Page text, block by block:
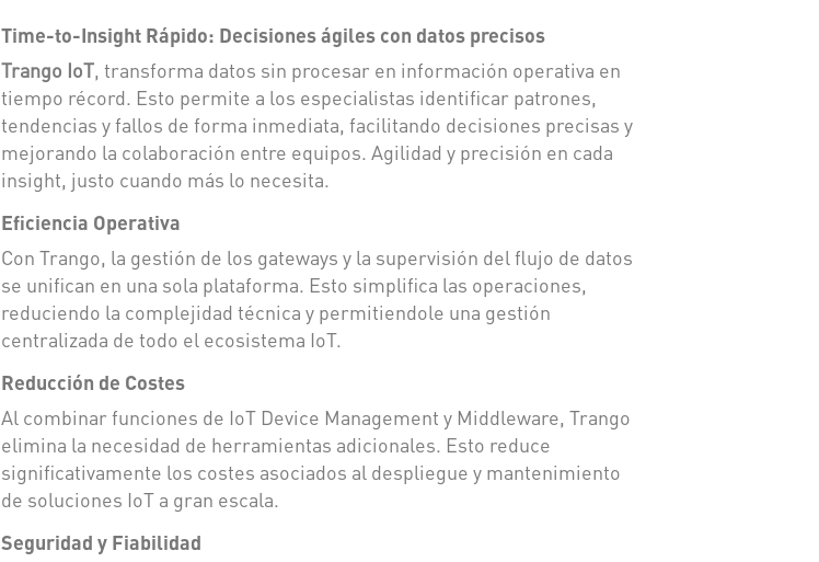
Time-to-Insight Rápido: Decisiones ágiles con datos precisos
Trango IoT, transforma datos sin procesar en información operativa en
tiempo récord. Esto permite a los especialistas identificar patrones,
tendencias y fallos de forma inmediata, facilitando decisiones precisas y
mejorando la colaboración entre equipos. Agilidad y precisión en cada
insight, justo cuando más lo necesita.
Eficiencia Operativa
Con Trango, la gestión de los gateways y la supervisión del flujo de datos
se unifican en una sola plataforma. Esto simplifica las operaciones,
reduciendo la complejidad técnica y permitiendole una gestión
centralizada de todo el ecosistema IoT.
Reducción de Costes
Al combinar funciones de IoT Device Management y Middleware, Trango
elimina la necesidad de herramientas adicionales. Esto reduce
significativamente los costes asociados al despliegue y mantenimiento
de soluciones IoT a gran escala.
Seguridad y Fiabilidad